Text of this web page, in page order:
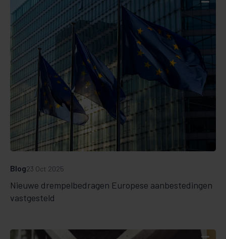
Nieuwe drempelbedragen Europese aanbestedingen
vastgesteld
Blog23 Oct 2025